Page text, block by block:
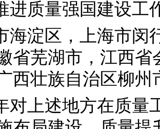
进质量强国建设工
海淀区，上海市闵
省芜湖市，江西
西壮族自治区柳州
对上述地方在质量